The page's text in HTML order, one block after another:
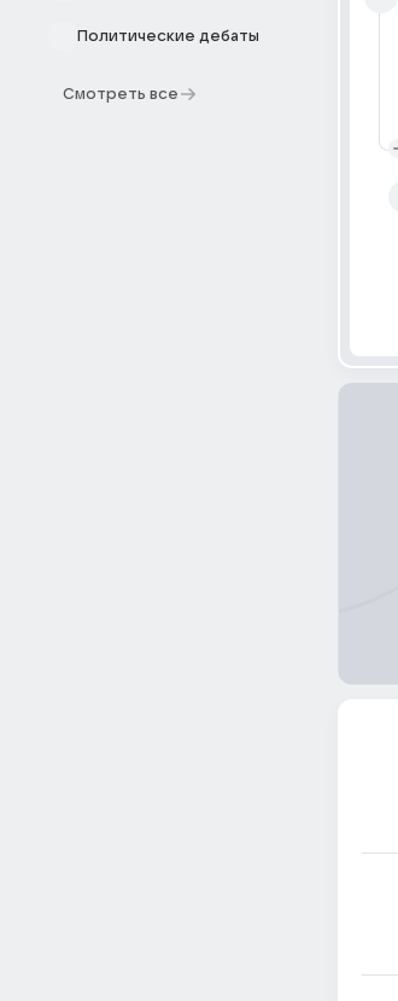
Политические дебаты
Смотреть все